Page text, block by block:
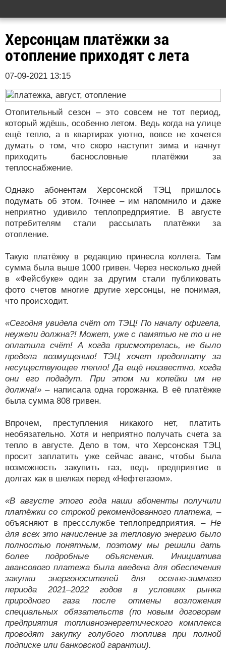
Херсонцам платёжки за
отопление приходят с лета
07-09-2021 13:15
Отопительный сезон – это совсем не тот период,
который ждёшь, особенно летом. Ведь когда на улице
ещё тепло, а в квартирах уютно, вовсе не хочется
думать о том, что скоро наступит зима и начнут
приходить баснословные платёжки за
теплоснабжение.
Однако абонентам Херсонской ТЭЦ пришлось
подумать об этом. Точнее – им напомнило и даже
неприятно удивило теплопредприятие. В августе
потребителям стали рассылать платёжки за
отопление.
Такую платёжку в редакцию принесла коллега. Там
сумма была выше 1000 гривен. Через несколько дней
в «Фейсбуке» один за другим стали публиковать
фото счетов многие другие херсонцы, не понимая,
что происходит.
«Сегодня увидела счёт от ТЭЦ! По началу офигела,
неужели должна?! Может, уже с памятью не то и не
оплатила счёт! А когда присмотрелась, не было
предела возмущению! ТЭЦ хочет предоплату за
несуществующее тепло! Да ещё неизвестно, когда
они его подадут. При этом ни копейки им не
должна!» –написала одна горожанка. В её платёжке
была сумма 808 гривен.
Впрочем, преступления никакого нет, платить
необязательно. Хотя и неприятно получать счета за
тепло в августе. Дело в том, что Херсонская ТЭЦ
просит заплатить уже сейчас аванс, чтобы была
возможность закупить газ, ведь предприятие в
долгах как в шелках перед «Нефтегазом».
«В августе этого года наши абоненты получили
платёжки со строкой рекомендованного платежа, –
объясняют в прессслужбе теплопредприятия. –Не
для всех это начисление за тепловую энергию было
полностью понятным, поэтому мы решили дать
более подробные объяснения. Инициатива
авансового платежа была введена для обеспечения
закупки энергоносителей для осенне-зимнего
периода 2021–2022 годов в условиях рынка
природного газа после отмены возложения
специальных обязательств (по новым договорам
предприятия топливноэнергетического комплекса
проводят закупку голубого топлива при полной
подписке или банковской гарантии).